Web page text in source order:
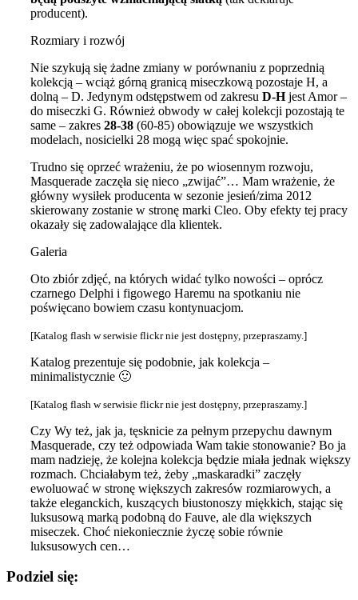
producent).
Rozmiary i rozwój
Nie szykują się żadne zmiany w porównaniu z poprzednią
kolekcją – wciąż górną granicą miseczkową pozostaje H, a
dolną – D. Jedynym odstępstwem od zakresu D-Hjest Amor –
do miseczki G. Również obwody w całej kolekcji pozostają te
same – zakres 28-38 (60-85) obowiązuje we wszystkich
modelach, nosicielki 28 mogą więc spać spokojnie.
Trudno się oprzeć wrażeniu, że po wiosennym rozwoju,
Masquerade zaczęła się nieco „zwijać”… Mam wrażenie, że
główny wysiłek producenta w sezonie jesień/zima 2012
skierowany zostanie w stronę marki Cleo. Oby efekty tej pracy
okazały się zadowalające dla klientek.
Galeria
Oto zbiór zdjęć, na których widać tylko nowości – oprócz
czarnego Delphi i figowego Haremu na spotkaniu nie
poświęcano bowiem czasu kontynuacjom.
[Katalog flash w serwisie flickr nie jest dostępny, przepraszamy.]
Katalog prezentuje się podobnie, jak kolekcja –
minimalistycznie 🙂
[Katalog flash w serwisie flickr nie jest dostępny, przepraszamy.]
Czy Wy też, jak ja, tęsknicie za pełnym przepychu dawnym
Masquerade, czy też odpowiada Wam takie stonowanie? Bo ja
mam nadzieję, że kolejna kolekcja będzie miała jednak większy
rozmach. Chciałabym też, żeby „maskaradki” zaczęły
ewoluować w stronę większych zakresów rozmiarowych, a
także eleganckich, kuszących biustonoszy miękkich, stając się
luksusową marką podobną do Fauve, ale dla większych
miseczek. Choć niekoniecznie życzę sobie równie
luksusowych cen…
Podziel się: